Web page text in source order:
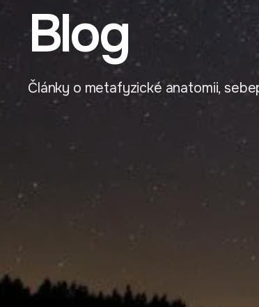
Blog
Články o metafyzické anatomii,